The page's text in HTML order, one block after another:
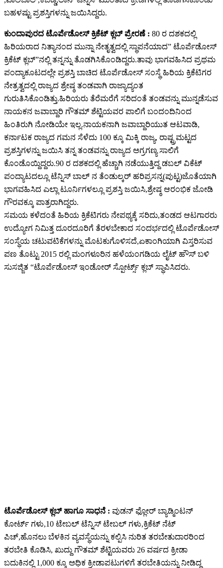
ಬಹಳಷ್ಟು ಪ್ರಶಸ್ತಿಗಳನ್ನು ಜಯಿಸಿದ್ದರು.
ಕುಂದಾಪುರದ ಟೊರ್ಪೆಡೋಸ್ ಕ್ರಿಕೆಟ್ ಕ್ಲಬ್ ಪ್ರೇರಣೆ : 80 ರ ದಶಕದಲ್ಲಿ
ಹಿರಿಯರಾದ ನಿತ್ಯಾನಂದ ಮುನ್ನಾ ನೇತೃತ್ವದಲ್ಲಿ ಸ್ಥಾಪನೆಯಾದ” ಟೊರ್ಪೆಡೋಸ್
ಕ್ರಿಕೆಟ್ ಕ್ಲಬ್”ನಲ್ಲಿ ತನ್ನನ್ನು ತೊಡಗಿಸಿಕೊಂಡಿದ್ದರು.ತಾವು ಭಾಗವಹಿಸಿದ ಪ್ರಥಮ
ಪಂದ್ಯಾಕೂಟದಲ್ಲೇ ಪ್ರಶಸ್ತಿ ಬಾಚಿದ ಟೊರ್ಪೆಡೋಸ್ ಸಂಸ್ಥೆ ಹಿರಿಯ ಕ್ರಿಕೆಟಿಗರ
ನೇತ್ರತ್ವದಲ್ಲಿ ರಾಜ್ಯದ ಶ್ರೇಷ್ಠ ತಂಡವಾಗಿ ರಾಜ್ಯಾದ್ಯಂತ
ಗುರುತಿಸಿಕೊಂಡಿತ್ತು.ಹಿರಿಯರು ತೆರೆಮರೆಗೆ ಸರಿದಂತೆ ತಂಡವನ್ನು ಮುನ್ನಡೆಸುವ
ನಾಯಕನ ಜವಾಬ್ದಾರಿ ಗೌತಮ್ ಶೆಟ್ಟಿಯವರ ಪಾಲಿಗೆ ಬಂದಂದಿನಿಂದ
ಹಿಂತಿರುಗಿ ನೋಡಿಯೇ ಇಲ್ಲ.ನಾಯಕನಾಗಿ ಜವಾಬ್ದಾರಿಯುತ ಆಟವಾಡಿ,
ಕರ್ನಾಟಕ ರಾಜ್ಯದ ಗಮನ ಸೆಳೆದು 100 ಕ್ಕೂ ಮಿಕ್ಕಿ ರಾಜ್ಯ, ರಾಷ್ಟ್ರಮಟ್ಟದ
ಪ್ರಶಸ್ತಿಗಳನ್ನು ಜಯಿಸಿ ತನ್ನ ತಂಡವನ್ನು ರಾಜ್ಯದ ಅಗ್ರಗಣ್ಯ ಸಾಲಿಗೆ
ಕೊಂಡೊಯ್ದಿದ್ದರು.90 ರ ದಶಕದಲ್ಲಿ ಹೆಚ್ಚಾಗಿ ನಡೆಯುತ್ತಿದ್ದ ಡಬಲ್ ವಿಕೆಟ್
ಪಂದ್ಯಾಟದಲ್ಲೂ ಟೆನ್ನಿಸ್ ಬಾಲ್ ನ ತೆಂಡುಲ್ಕರ್ ಹರಿಪ್ರಸನ್ನ(ಪುಟ್ಟ)ಜೊತೆಯಾಗಿ
ಭಾಗವಹಿಸಿದ ಎಲ್ಲಾ ಟೂರ್ನಿಗಳಲ್ಲೂ ಪ್ರಶಸ್ತಿ ಜಯಿಸಿ,ಶ್ರೇಷ್ಠ ಆರಂಭಿಕ ಜೋಡಿ
ಗೌರವಕ್ಕೂ ಪಾತ್ರರಾಗಿದ್ದರು.
ಸಮಯ ಕಳೆದಂತೆ ಹಿರಿಯ ಕ್ರಿಕೆಟಿಗರು ನೇಪಥ್ಯಕ್ಕೆ ಸರಿದು,ತಂಡದ ಆಟಗಾರರು
ಉದ್ಯೋಗ ನಿಮಿತ್ತ ದೂರದೂರಿಗೆ ತೆರಳಬೇಕಾದ ಸಂದರ್ಭದಲ್ಲಿ ಟೊರ್ಪೆಡೋಸ್
ಸಂಸ್ಥೆಯ ಚಟುವಟಿಕೆಗಳನ್ನು ಮೊಟಕುಗೊಳಿಸದೆ,ಏಕಾಂಗಿಯಾಗಿ ವಿಸ್ತರಿಸುವ
ಪಣ ತೊಟ್ಟು 2015 ರಲ್ಲಿ ಮಂಗಳೂರಿನ ಹಳೆಯಂಗಡಿಯ ಲೈಟ್ ಹೌಸ್ ಬಳಿ
ಸುಸಜ್ಜಿತ “ಟೊರ್ಪೆಡೋಸ್ ಇಂಡೋರ್ ಸ್ಪೋರ್ಟ್ಸ್‌ ಕ್ಲಬ್ ಸ್ಥಾಪಿಸಿದರು.
ಟೊರ್ಪೆಡೋಸ್ ಕ್ಲಬ್ ಹಾಗೂ ಸಾಧನೆ : ವುಡನ್ ಫ್ಲೋರ್ ಬ್ಯಾಡ್ಮಿಂಟನ್
ಕೋರ್ಟ್ ಗಳು,10 ಟೇಬಲ್ ಟೆನ್ನಿಸ್ ಟೇಬಲ್ ಗಳು,ಕ್ರಿಕೆಟ್ ನೆಟ್
ಪಿಚ್,ಹೊನಲು ಬೆಳಕಿನ ವ್ಯವಸ್ಥೆಯನ್ನು ಕಲ್ಪಿಸಿ ನುರಿತ ತರಬೇತುದಾರರಿಂದ
ತರಬೇತಿ ಕೊಡಿಸಿ, ಖುದ್ದು ಗೌತಮ್ ಶೆಟ್ಟಿಯವರು 26 ವರ್ಷದ ಕ್ರೀಡಾ
ಬದುಕಿನಲ್ಲಿ 1,000 ಕ್ಕೂ ಅಧಿಕ ಕ್ರೀಡಾಪಟುಗಳಿಗೆ ತರಬೇತಿಯನ್ನು ನೀಡಿದ್ದ